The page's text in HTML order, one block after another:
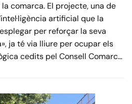
comarca. El projecte, una de
artificial que la
per reforçar la seva
ja té via lliure per ocupar els
cedits pel Consell Comarc…